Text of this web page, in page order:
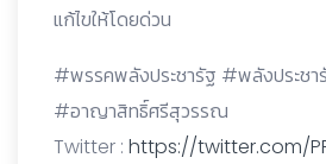
แก้ไขให้โดยด่วน
#พรรคพลังประชารัฐ #พลังประช
#อาญาสิทธิ์ศรีสุวรรณ
Twitter : https://twitter.com/